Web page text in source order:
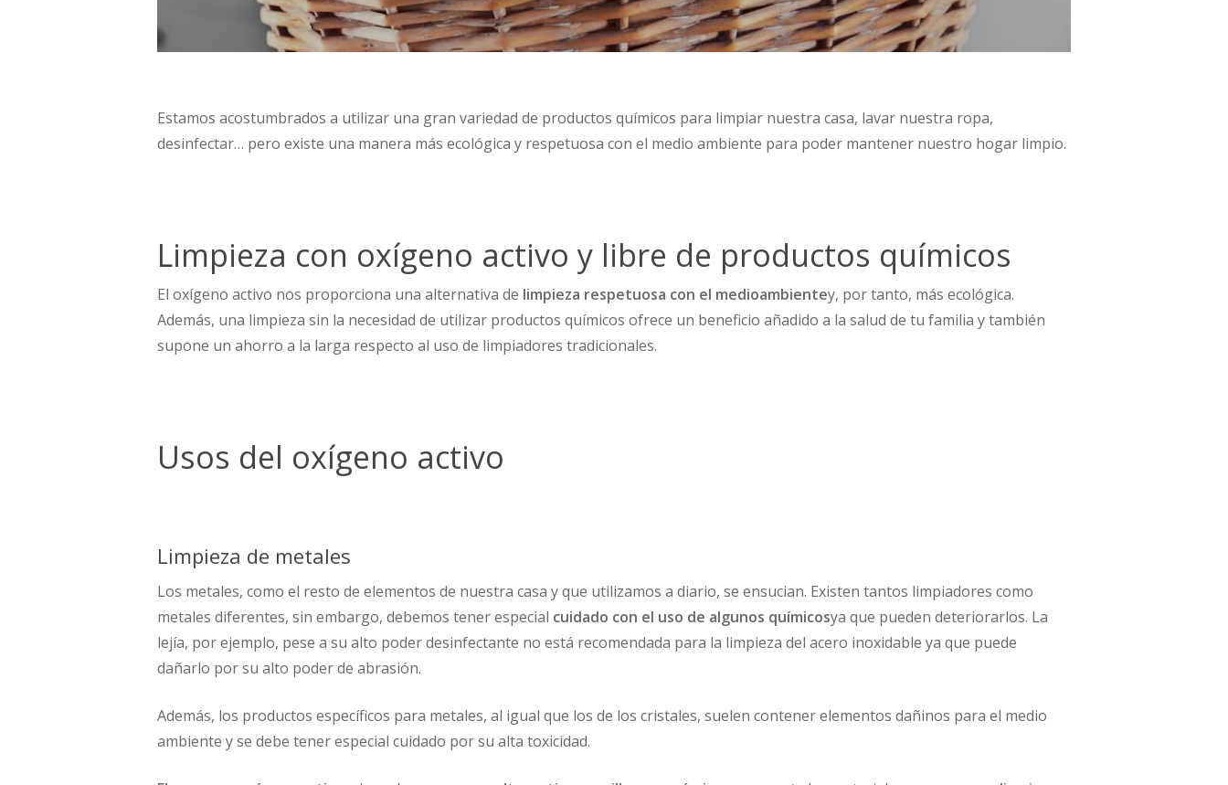
Estamos acostumbrados a utilizar una gran variedad de productos químicos para limpiar nuestra casa, lavar nuestra ropa,
desinfectar… pero existe una manera más ecológica y respetuosa con el medio ambiente para poder mantener nuestro hogar limpio.
Limpieza con oxígeno activo y libre de productos químicos
El oxígeno activo nos proporciona una alternativa de limpieza respetuosa con el medioambientey, por tanto, más ecológica.
Además, una limpieza sin la necesidad de utilizar productos químicos ofrece un beneficio añadido a la salud de tu familia y también
supone un ahorro a la larga respecto al uso de limpiadores tradicionales.
Usos del oxígeno activo
Limpieza de metales
Los metales, como el resto de elementos de nuestra casa y que utilizamos a diario, se ensucian. Existen tantos limpiadores como
metales diferentes, sin embargo, debemos tener especial cuidado con el uso de algunos químicosya que pueden deteriorarlos. La
lejía, por ejemplo, pese a su alto poder desinfectante no está recomendada para la limpieza del acero inoxidable ya que puede
dañarlo por su alto poder de abrasión.
Además, los productos específicos para metales, al igual que los de los cristales, suelen contener elementos dañinos para el medio
ambiente y se debe tener especial cuidado por su alta toxicidad.